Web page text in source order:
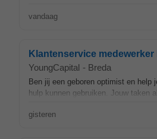
vandaag
Klantenservice
YoungCapital - Breda
Ben jij een geboren optimist en help
hulp kunnen gebruiken. Jouw taken
gisteren